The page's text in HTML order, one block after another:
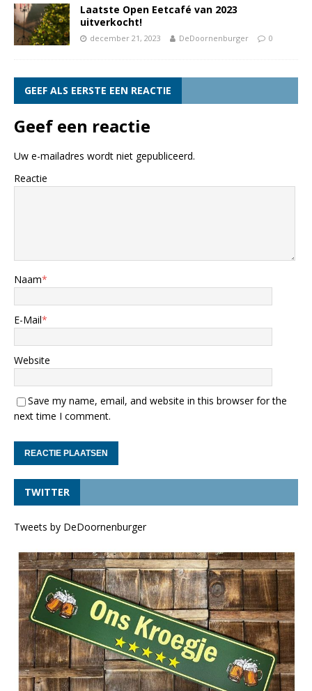
Laatste Open Eetcafé van 2023
uitverkocht!
december 21, 2023 DeDoornenburger 0
GEEF ALS EERSTE EEN REACTIE
Geef een reactie
Uw e-mailadres wordt niet gepubliceerd.
Reactie
Naam*
E-Mail*
Website
Save my name, email, and website in this browser for the
next time I comment.
TWITTER
Tweets by DeDoornenburger